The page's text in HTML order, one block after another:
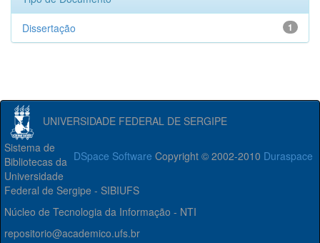
1
Dissertação
UNIVERSIDADE FEDERAL DE SERGIPE
DSpace Software Copyright © 2002-2010 Duraspace
Sistema de
Bibliotecas da
Universidade
Federal de Sergipe - SIBIUFS
Núcleo de Tecnologia da Informação - NTI
repositorio@academico.ufs.br